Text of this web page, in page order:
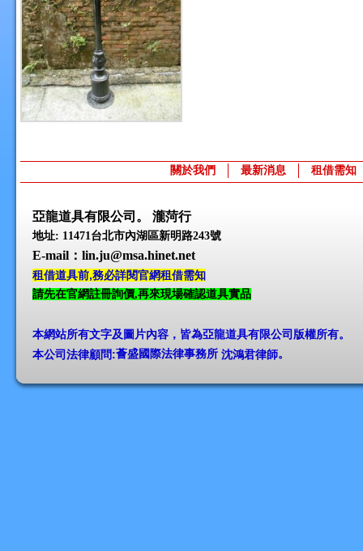
關於我們 最新消息 租借需知
亞龍道具有限公司。 瀧菏行
地址: 11471台北市內湖區新明路243號
E-mail ：lin.ju@msa.hinet.net
租借道具前,務必詳閱官網租借需知
請先在官網註冊詢價,再來現場確認道具實品
本網站所有文字及圖片內容，皆為亞龍道具有限公司版權所有。
本公司法律顧問:薈盛國際法律事務所 沈鴻君律師。